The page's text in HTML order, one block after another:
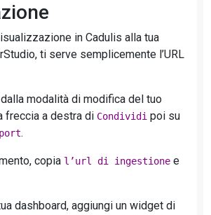
in Cadulis alla tua
ti serve semplicemente l’URL
modalità di modifica del tuo
freccia a destra di Condividi poi su
.
copia l’url di ingestione e
dashboard, aggiungi un widget di